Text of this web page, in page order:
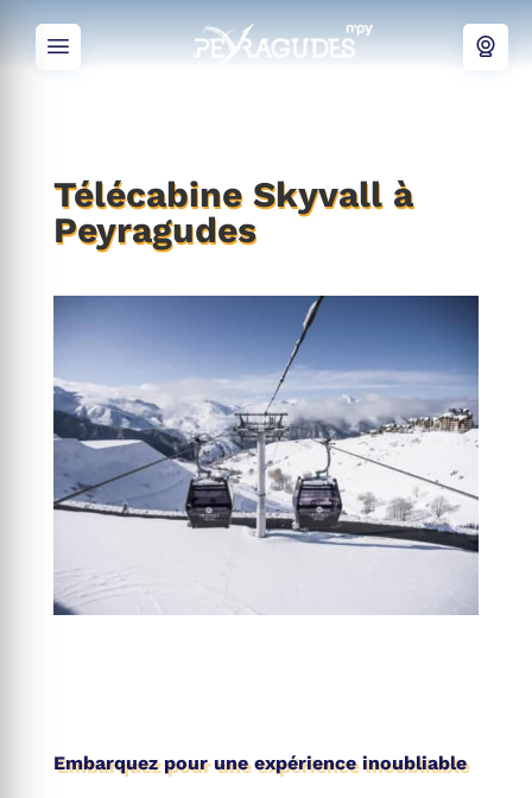
Télécabine Skyvall à
Peyragudes
Embarquez pour une expérience inoubliable